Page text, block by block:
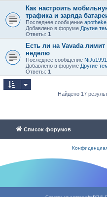
Как настроить
трафика и заряда
Последнее сообщение apotheke
Добавлено в форуме Другие
Ответы: 1
Есть ли на Vavada
неделю
Последнее сообщение NiJu1991
Добавлено в форуме Другие
Ответы: 1
Найдено 17
Список форумов